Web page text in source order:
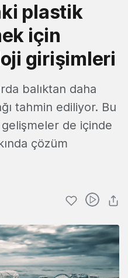
plastik
için
girişimleri
balıktan daha
tahmin ediliyor. Bu
de içinde
çözüm